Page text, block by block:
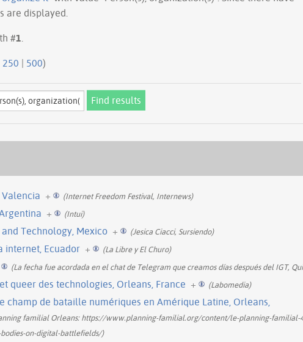
are displayed.
#1
250 | 500)
Valencia + (Internet Freedom Festival, Internews)
+ (Intui)
Technology, Mexico + (Jesica Ciacci, Sursiendo)
internet, Ecuador + (La Libre y El Churo)
(La fecha fue acordada en el chat de Telegram que creamos días después del IGT,
queer des technologies, Orleans, France + (Labomedia)
champ de bataille numériques en Amérique Latine, Orleans,
familial Orleans: https://www.planning-familial.org/content/le-planning-familial-
on-digital-battlefields/)